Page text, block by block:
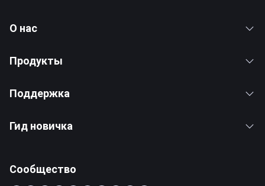
О нас
Продукты
Поддержка
Гид новичка
Сообщество